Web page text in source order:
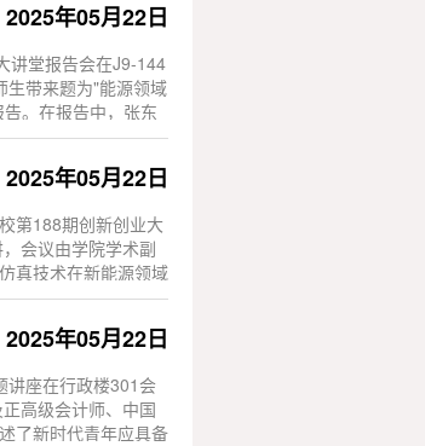
2025年05月22日
讲堂报告会在J9-144
生带来题为"能源领域
。在报告中，张东
2025年05月22日
第188期创新创业大
会议由学院学术副
真技术在新能源领域
2025年05月22日
讲座在行政楼301会
高级会计师、中国
了新时代青年应具备